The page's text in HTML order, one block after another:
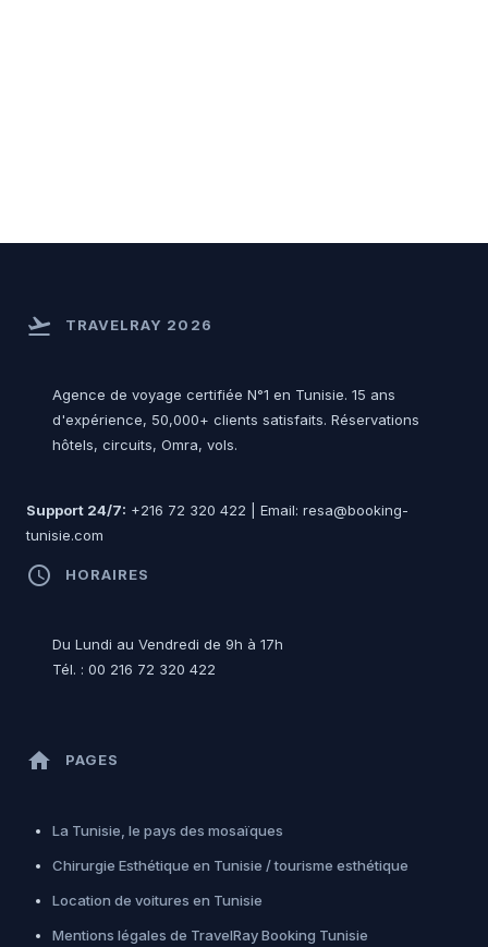
flight_takeoff TRAVELRAY 2026
Agence de voyage certifiée N°1 en Tunisie. 15 ans
d'expérience, 50,000+ clients satisfaits. Réservations
hôtels, circuits, Omra, vols.
Support 24/7: +216 72 320 422 | Email: resa@booking-
tunisie.com
access_time HORAIRES
Du Lundi au Vendredi de 9h à 17h
Tél. : 00 216 72 320 422
home PAGES
La Tunisie, le pays des mosaïques
Chirurgie Esthétique en Tunisie / tourisme esthétique
Location de voitures en Tunisie
Mentions légales de TravelRay Booking Tunisie